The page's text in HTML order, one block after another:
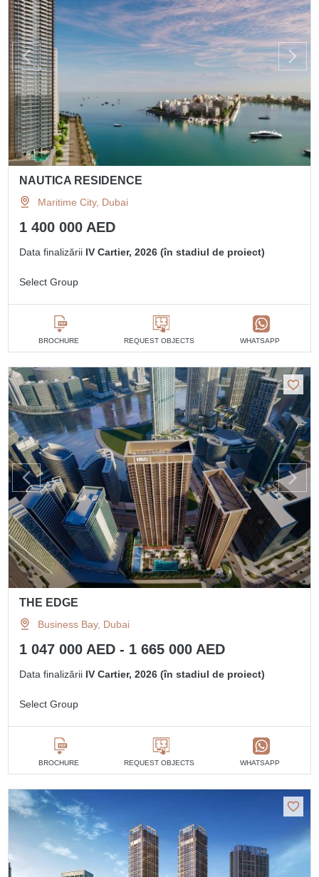
NAUTICA RESIDENCE
Maritime City, Dubai
1 400 000 AED
Data finalizării IV Cartier, 2026 (în stadiul de proiect)
Select Group
BROCHURE REQUEST OBJECTS WHATSAPP
THE EDGE
Business Bay, Dubai
1 047 000 AED - 1 665 000 AED
Data finalizării IV Cartier, 2026 (în stadiul de proiect)
Select Group
BROCHURE REQUEST OBJECTS WHATSAPP